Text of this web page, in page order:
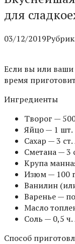
для
03/12/2019
Если вы или ваши
время
Ингредиенты
Творог —
Яйцо — 1 шт.
Сахар — 3 ст.
Сметана — 3
Крупа
Изюм — 100 г
Ванилин
Варенье —
Масло
Соль — 0,5 ч.
Способ